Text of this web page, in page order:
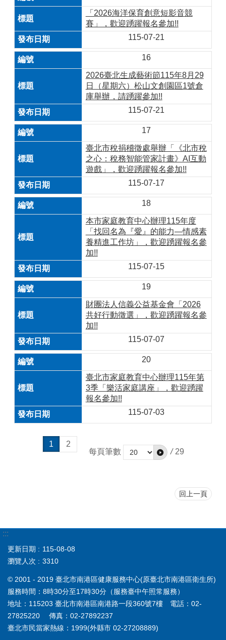
「2026海洋保育創意短影音競
賽」，歡迎踴躍報名參加!!
115-07-21
16
2026臺北生成藝術節115年8月29
日（星期六）松山文創園區1號倉
庫舉辦，請踴躍參加!!
115-07-21
17
臺北市稅捐稽徵處舉辦「《北市稅
之心：稅務智能管家計畫》AI互動
遊戲」，歡迎踴躍報名參加!!
115-07-17
18
本市家庭教育中心辦理115年度
「找回名為『愛』的能力—情感素
養精進工作坊」，歡迎踴躍報名參
加!!
115-07-15
19
財團法人信義公益基金會「2026
共好行動徵選」，歡迎踴躍報名參
加!!
115-07-07
20
臺北市家庭教育中心辦理115年第
3季「樂活家庭講座」，歡迎踴躍
報名參加!!
115-07-03
1
2
每頁筆數
/ 29
回上一頁
:::
更新日期
115-08-08
瀏覽人次
3310
© 2001 - 2019 臺北市南港區健康服務中心(原臺北市南港區衛生所)
服務時間：8時30分至17時30分（服務臺中午照常服務）
地址：115203 臺北市南港區南港路一段360號7樓 電話：02-
27825220 傳真：02-27892237
臺北市民當家熱線：1999(外縣市 02-27208889)